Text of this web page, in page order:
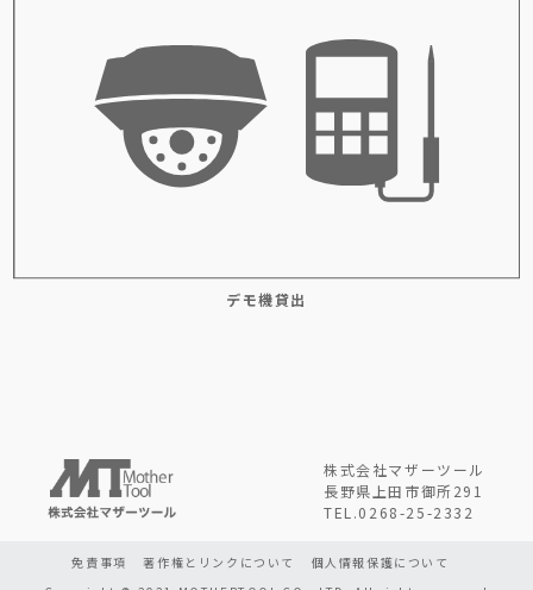
デモ機貸出
株式会社マザーツール
長野県上田市御所291
TEL.0268-25-2332
免責事項 著作権とリンクについて
個人情報保護について